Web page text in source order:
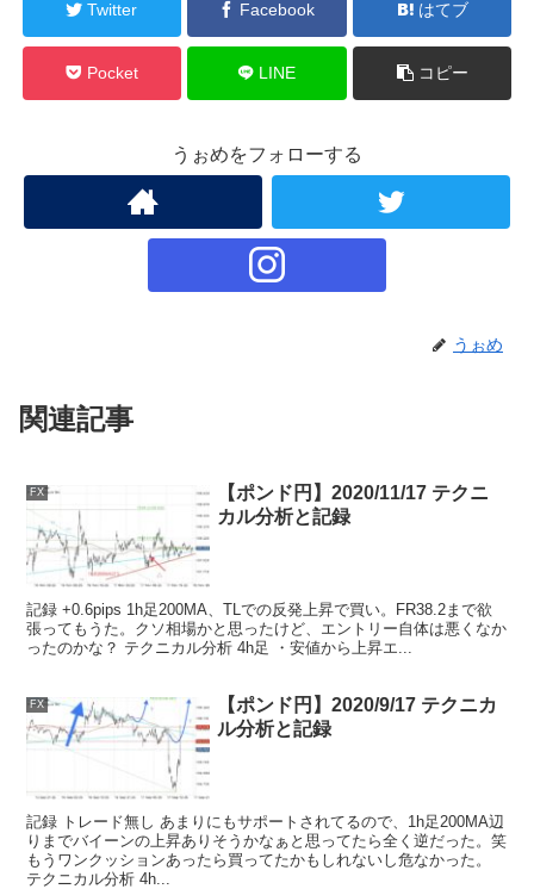
Twitter Facebook はてブ
Pocket LINE コピー
うぉめをフォローする
うぉめ
関連記事
FX
【ポンド円】2020/11/17 テクニ
カル分析と記録
記録 +0.6pips 1h足200MA、TLでの反発上昇で買い。FR38.2まで欲
張ってもうた。クソ相場かと思ったけど、エントリー自体は悪くなか
ったのかな？ テクニカル分析 4h足 ・安値から上昇エ...
FX
【ポンド円】2020/9/17 テクニカ
ル分析と記録
記録 トレード無し あまりにもサポートされてるので、1h足200MA辺
りまでバイーンの上昇ありそうかなぁと思ってたら全く逆だった。笑
もうワンクッションあったら買ってたかもしれないし危なかった。
テクニカル分析 4h...